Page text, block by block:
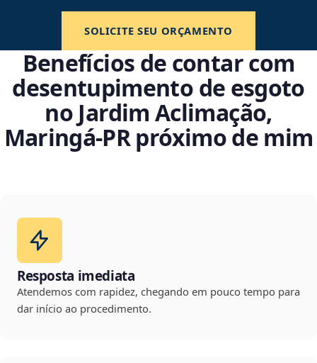
SOLICITE SEU ORÇAMENTO
Benefícios de contar com
desentupimento de esgoto
no Jardim Aclimação,
Maringá‑PR próximo de mim
Resposta imediata
Atendemos com rapidez, chegando em pouco tempo para
dar início ao procedimento.